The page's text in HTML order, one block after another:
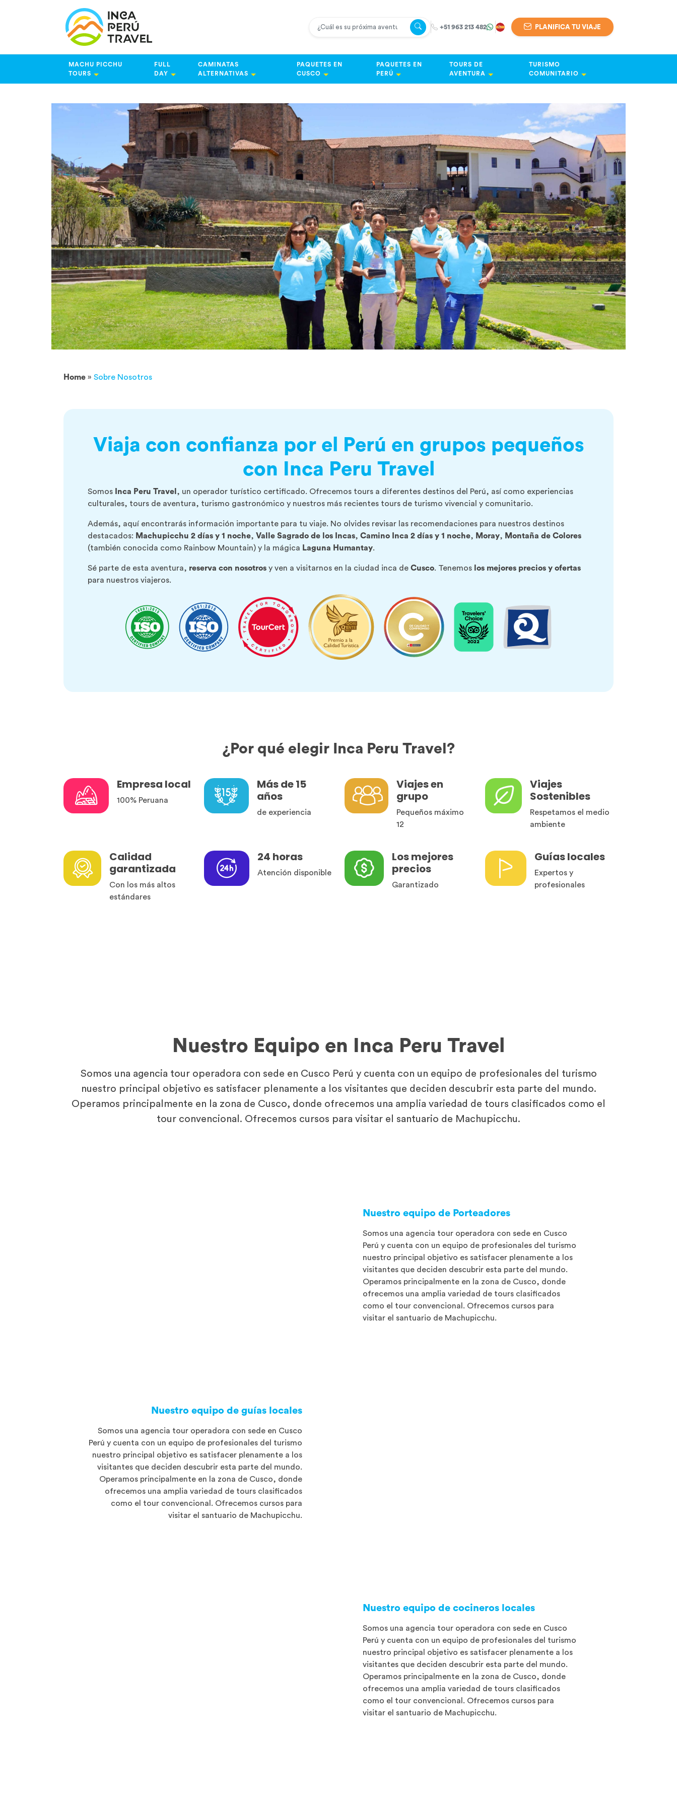
+51 963 213 482 PLANIFICA TU VIAJE
MACHU PICCHU
TOURS
FULL
DAY
CAMINATAS
ALTERNATIVAS
PAQUETES EN
CUSCO
PAQUETES EN
PERÚ
TOURS DE
AVENTURA
TURISMO
COMUNITARIO
Home » Sobre Nosotros
Viaja con confianza por el Perú en grupos pequeños
con Inca Peru Travel
Somos Inca Peru Travel , un operador turístico certificado. Ofrecemos tours a diferentes destinos del Perú, así como experiencias
culturales, tours de aventura, turismo gastronómico y nuestros más recientes tours de turismo vivencial y comunitario.
Además, aquí encontrarás información importante para tu viaje. No olvides revisar las recomendaciones para nuestros destinos
destacados: Machupicchu 2 días y 1 noche, Valle Sagrado de los Incas, Camino Inca 2 días y 1 noche, Moray, Montaña de Colores
(también conocida como Rainbow Mountain) y la mágica Laguna Humantay.
Sé parte de esta aventura, reserva con nosotros y ven a visitarnos en la ciudad inca de Cusco. Tenemos los mejores precios y ofertas
para nuestros viajeros.
¿Por qué elegir Inca Peru Travel?
Empresa local
100% Peruana
Más de 15
años
de experiencia
Viajes en
grupo
Pequeños máximo
12
Viajes
Sostenibles
Respetamos el medio
ambiente
Calidad
garantizada
Con los más altos
estándares
24 horas
Atención disponible
Los mejores
precios
Garantizado
Guías locales
Expertos y
profesionales
Nuestro Equipo en Inca Peru Travel
Somos una agencia tour operadora con sede en Cusco Perú y cuenta con un equipo de profesionales del turismo
nuestro principal objetivo es satisfacer plenamente a los visitantes que deciden descubrir esta parte del mundo.
Operamos principalmente en la zona de Cusco, donde ofrecemos una amplia variedad de tours clasificados como el
tour convencional. Ofrecemos cursos para visitar el santuario de Machupicchu.
Nuestro equipo de Porteadores
Somos una agencia tour operadora con sede en Cusco
Perú y cuenta con un equipo de profesionales del turismo
nuestro principal objetivo es satisfacer plenamente a los
visitantes que deciden descubrir esta parte del mundo.
Operamos principalmente en la zona de Cusco, donde
ofrecemos una amplia variedad de tours clasificados
como el tour convencional. Ofrecemos cursos para
visitar el santuario de Machupicchu.
Nuestro equipo de guías locales
Somos una agencia tour operadora con sede en Cusco
Perú y cuenta con un equipo de profesionales del turismo
nuestro principal objetivo es satisfacer plenamente a los
visitantes que deciden descubrir esta parte del mundo.
Operamos principalmente en la zona de Cusco, donde
ofrecemos una amplia variedad de tours clasificados
como el tour convencional. Ofrecemos cursos para
visitar el santuario de Machupicchu.
Nuestro equipo de cocineros locales
Somos una agencia tour operadora con sede en Cusco
Perú y cuenta con un equipo de profesionales del turismo
nuestro principal objetivo es satisfacer plenamente a los
visitantes que deciden descubrir esta parte del mundo.
Operamos principalmente en la zona de Cusco, donde
ofrecemos una amplia variedad de tours clasificados
como el tour convencional. Ofrecemos cursos para
visitar el santuario de Machupicchu.